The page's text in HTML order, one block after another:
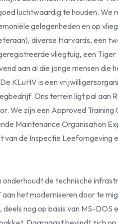
luchtwaardig te houden. We
gelegenheden en op
diverse Harvards, een
vliegtuig, een
aan al die jonge mensen die
KLuHV is een
Ons terrein ligt pal aan
We zijn een Approved
Maintenance Organisation
van de Inspectie Leefomgeving
de technische
aan het moderniseren door te
deels nog op basis van MS-